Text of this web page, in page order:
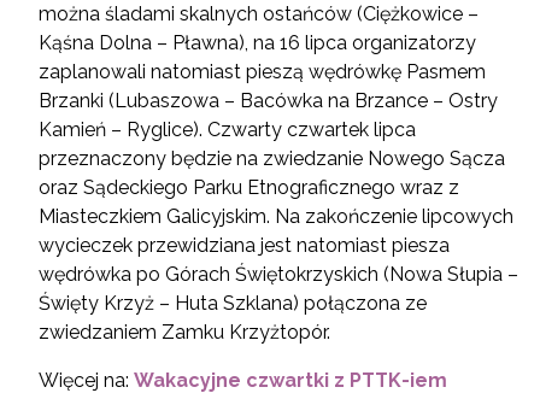
można śladami skalnych ostańców (Ciężkowice –
Kąśna Dolna – Pławna), na 16 lipca organizatorzy
zaplanowali natomiast pieszą wędrówkę Pasmem
Brzanki (Lubaszowa – Bacówka na Brzance – Ostry
Kamień – Ryglice). Czwarty czwartek lipca
przeznaczony będzie na zwiedzanie Nowego Sącza
oraz Sądeckiego Parku Etnograficznego wraz z
Miasteczkiem Galicyjskim. Na zakończenie lipcowych
wycieczek przewidziana jest natomiast piesza
wędrówka po Górach Świętokrzyskich (Nowa Słupia –
Święty Krzyż – Huta Szklana) połączona ze
zwiedzaniem Zamku Krzyżtopór.
Więcej na: Wakacyjne czwartki z PTTK-iem